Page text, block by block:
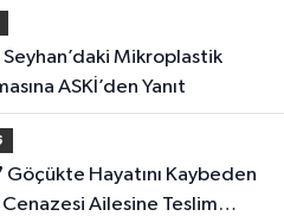
ASKİ’den Yanıt
Cenazesi Ailesine Teslim